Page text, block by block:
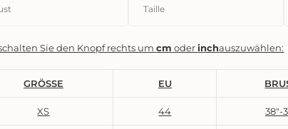
Sie den Knopf rechts umcm oderinchauszuwählen:
GRÖSSE EU
XS 44 38"-